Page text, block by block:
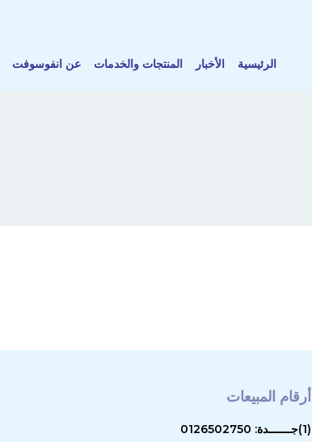
الرئيسية الأخبار المنتجات والخدمات عن انفوسوفت
أرقام المبيعات
(1)جـــــــدة: 0126502750